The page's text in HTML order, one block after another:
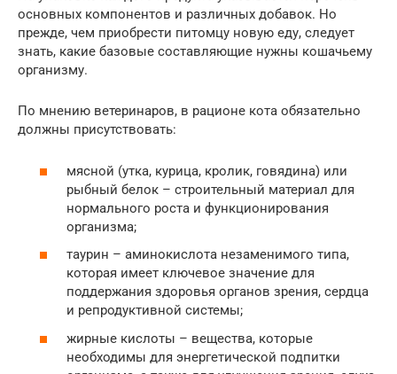
основных компонентов и различных добавок. Но
прежде, чем приобрести питомцу новую еду, следует
знать, какие базовые составляющие нужны кошачьему
организму.
По мнению ветеринаров, в рационе кота обязательно
должны присутствовать:
мясной (утка, курица, кролик, говядина) или
рыбный белок – строительный материал для
нормального роста и функционирования
организма;
таурин – аминокислота незаменимого типа,
которая имеет ключевое значение для
поддержания здоровья органов зрения, сердца
и репродуктивной системы;
жирные кислоты – вещества, которые
необходимы для энергетической подпитки